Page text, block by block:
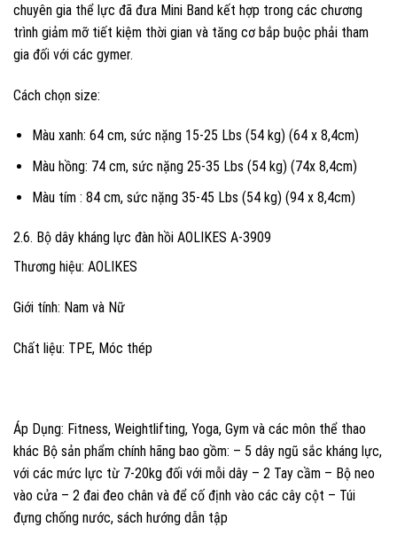
chuyên gia thể lực đã đưa Mini Band kết hợp trong các chương
trình giảm mỡ tiết kiệm thời gian và tăng cơ bắp buộc phải tham
gia đối với các gymer.
Cách chọn size:
Màu xanh: 64 cm, sức nặng 15-25 Lbs (54 kg) (64 x 8,4cm)
Màu hồng: 74 cm, sức nặng 25-35 Lbs (54 kg) (74x 8,4cm)
Màu tím : 84 cm, sức nặng 35-45 Lbs (54 kg) (94 x 8,4cm)
2.6. Bộ dây kháng lực đàn hồi AOLIKES A-3909
Thương hiệu: AOLIKES
Giới tính: Nam và Nữ
Chất liệu: TPE, Móc thép
Áp Dụng: Fitness, Weightlifting, Yoga, Gym và các môn thể thao
khác Bộ sản phẩm chính hãng bao gồm: – 5 dây ngũ sắc kháng lực,
với các mức lực từ 7-20kg đối với mỗi dây – 2 Tay cầm – Bộ neo
vào cửa – 2 đai đeo chân và để cố định vào các cây cột – Túi
đựng chống nước, sách hướng dẫn tập